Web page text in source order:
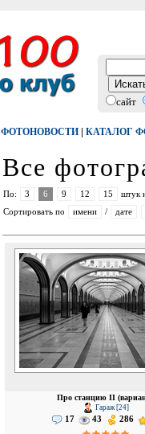
сайт
ФОТОНОВОСТИ | КАТАЛОГ
Все
По: 3 6 9 12 15
штук
Сортировать по
имени / дате
Про станцию II
Гараж [24]
17 43 286